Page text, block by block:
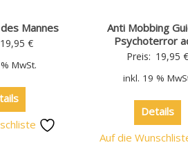
Mannes
19,95 €
MwSt.
Anti Mobbing
Psychoterror
Preis: 19,95 €
inkl. 19 %
Details
Auf die